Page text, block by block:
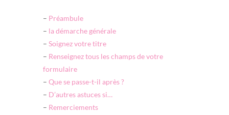
– Préambule
– la démarche générale
– Soignez votre titre
– Renseignez tous les champs de votre
formulaire
– Que se passe-t-il après ?
– D’autres astuces si…
– Remerciements